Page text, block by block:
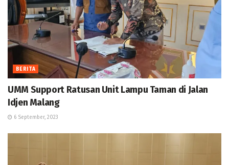
BERITA
UMM Support Ratusan Unit Lampu Taman di Jalan
Idjen Malang
6 September, 2023